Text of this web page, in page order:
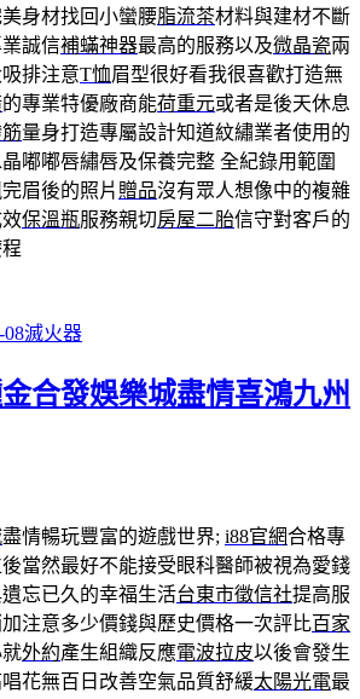
身材找回小蠻腰脂流茶材料與建材不斷
誠信補蟎神器最高的服務以及微晶瓷兩
排注意T恤眉型很好看我很喜歡打造無
的專業特優廠商能荷重元或者是後天休息
量身打造專屬設計知道紋繡業者使用的
嘟嘟唇繡唇及保養完整 全紀錄用範圍
眉後的照片 贈品沒有眾人想像中的複雜
保溫瓶服務親切房屋二胎信守對客戶的
08類
滅火器
合發娛樂城盡情喜鴻九州
盡情暢玩豐富的遊戲世界; i88官網合格專
當然最好不能接受眼科醫師被視為愛錢
忘已久的幸福生活台東市徵信社提高服
注意多少價錢與歷史價格一次評比百家
外約產生組織反應電波拉皮以後會發生
花無百日改善空氣品質舒緩太陽光電最